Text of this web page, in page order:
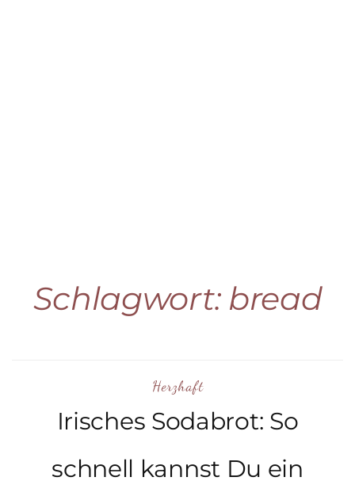
Schlagwort: bread
Herzhaft
Irisches Sodabrot: So
schnell kannst Du ein